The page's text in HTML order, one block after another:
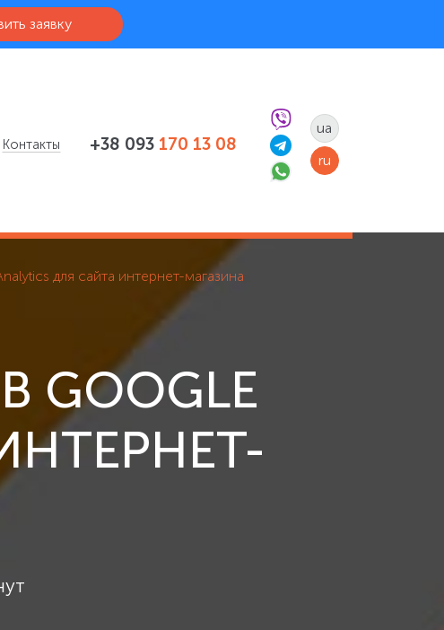
заявку
Контакты +38 093 170 13 08
ua
ru
для сайта интернет-магазина